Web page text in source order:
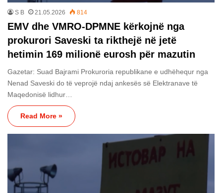
S B 21.05.2026 814
EMV dhe VMRO-DPMNE kërkojnë nga
prokurori Saveski ta rikthejë në jetë
hetimin 169 milionë eurosh për mazutin
Gazetar: Suad Bajrami Prokuroria republikane e udhëhequr nga
Nenad Saveski do të veprojë ndaj ankesës së Elektranave të
Maqedonisë lidhur…
Read More »